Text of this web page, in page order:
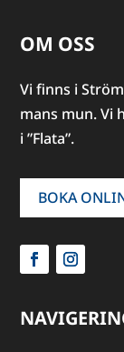
OM OSS
Vi finns i
mans mun. Vi
i ”Flata”.
BOKA